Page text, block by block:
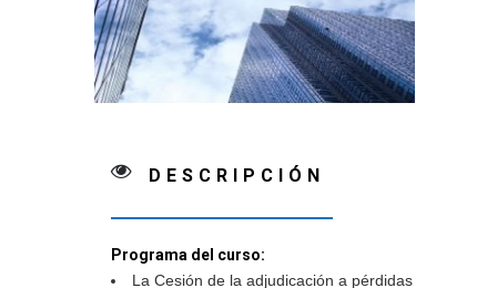
DESCRIPCIÓN
Programa del curso:
La Cesión de la adjudicación a pérdidas